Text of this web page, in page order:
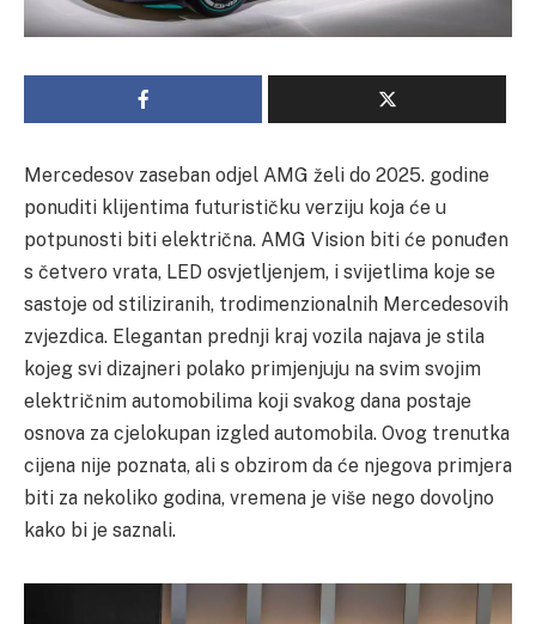
Mercedesov zaseban odjel AMG želi do 2025. godine
ponuditi klijentima futurističku verziju koja će u
potpunosti biti električna. AMG Vision biti će ponuđen
s četvero vrata, LED osvjetljenjem, i svijetlima koje se
sastoje od stiliziranih, trodimenzionalnih Mercedesovih
zvjezdica. Elegantan prednji kraj vozila najava je stila
kojeg svi dizajneri polako primjenjuju na svim svojim
električnim automobilima koji svakog dana postaje
osnova za cjelokupan izgled automobila. Ovog trenutka
cijena nije poznata, ali s obzirom da će njegova primjera
biti za nekoliko godina, vremena je više nego dovoljno
kako bi je saznali.